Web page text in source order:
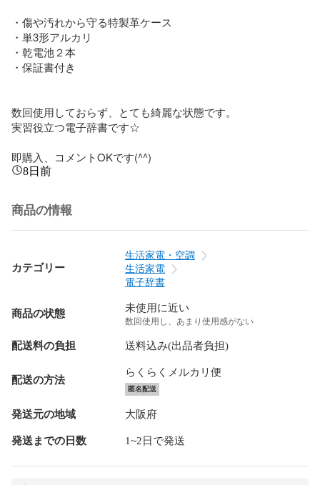
・傷や汚れから守る特製革ケース
・単3形アルカリ
・乾電池２本
・保証書付き
数回使用しておらず、とても綺麗な状態です。
実習役立つ電子辞書です☆
即購入、コメントOKです(^^)
8日前
商品の情報
カテゴリー
生活家電・空調
生活家電
電子辞書
商品の状態 未使用に近い
数回使用し、あまり使用感がない
配送料の負担 送料込み(出品者負担)
配送の方法
らくらくメルカリ便
匿名配送
発送元の地域 大阪府
発送までの日数 1~2日で発送